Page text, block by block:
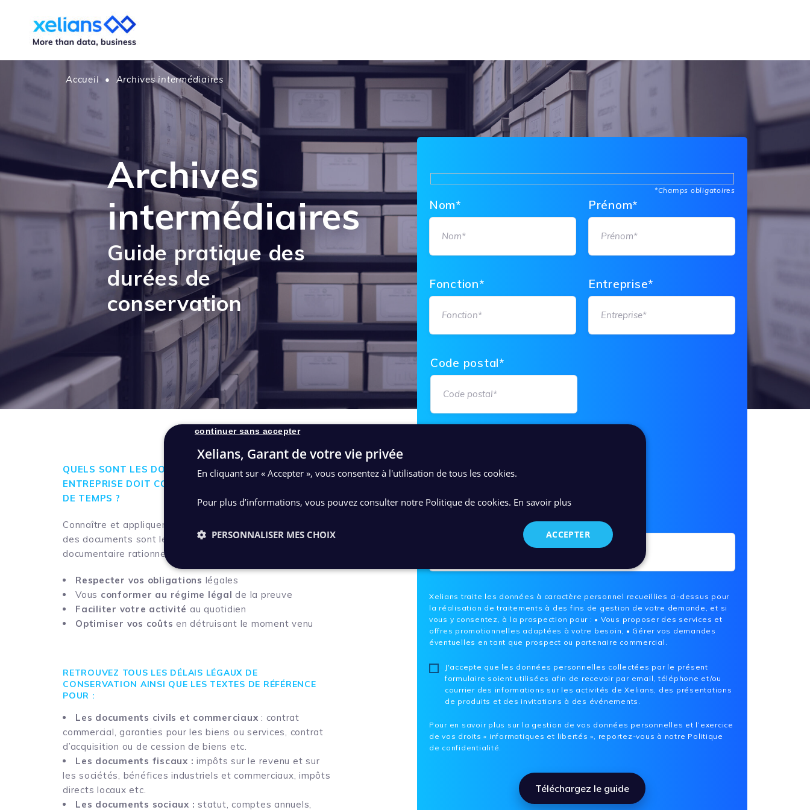
Accueil • Archives intermédiaires
Archives
intermédiaires
Guide pratique des
durées de
conservation
QUELS SONT LES DOCUMENTS QUE VOTRE
ENTREPRISE DOIT CONSERVER ? PENDANT COMBIEN
DE TEMPS ?
Connaître et appliquer les durées légales de conservation
des documents sont les premières étapes d’une gestion
documentaire rationnelle et efficace pour :
Respecter vos obligations légales
Vous conformer au régime légal de la preuve
Faciliter votre activité au quotidien
Optimiser vos coûts en détruisant le moment venu
RETROUVEZ TOUS LES DÉLAIS LÉGAUX DE
CONSERVATION AINSI QUE LES TEXTES DE RÉFÉRENCE
POUR :
Les documents civils et commerciaux : contrat
commercial, garanties pour les biens ou services, contrat
d’acquisition ou de cession de biens etc.
Les documents fiscaux : impôts sur le revenu et sur
les sociétés, bénéfices industriels et commerciaux, impôts
directs locaux etc.
Les documents sociaux : statut, comptes annuels,
*Champs obligatoires
Nom* Prénom*
Fonction* Entreprise*
Please
leave
Code postal*
Xelians traite les données à caractère personnel recueillies ci-dessus pour
la réalisation de traitements à des fins de gestion de votre demande, et si
vous y consentez, à la prospection pour : • Vous proposer des services et
offres promotionnelles adaptées à votre besoin, • Gérer vos demandes
éventuelles en tant que prospect ou partenaire commercial.
Please
leave
field
J'accepte que les données personnelles collectées par le présent
formulaire soient utilisées afin de recevoir par email, téléphone et/ou
courrier des informations sur les activités de Xelians, des présentations
de produits et des invitations à des événements.
Pour en savoir plus sur la gestion de vos données personnelles et l’exercice
de vos droits « informatiques et libertés », reportez-vous à notre Politique
de confidentialité.
Téléchargez le guide
Xelians, Garant de votre vie privée
En cliquant sur « Accepter », vous consentez à l'utilisation de tous les cookies.
Pour plus d’informations, vous pouvez consulter notre Politique de cookies. En savoir plus
ACCEPTER
continuer sans accepter
PERSONNALISER MES CHOIX